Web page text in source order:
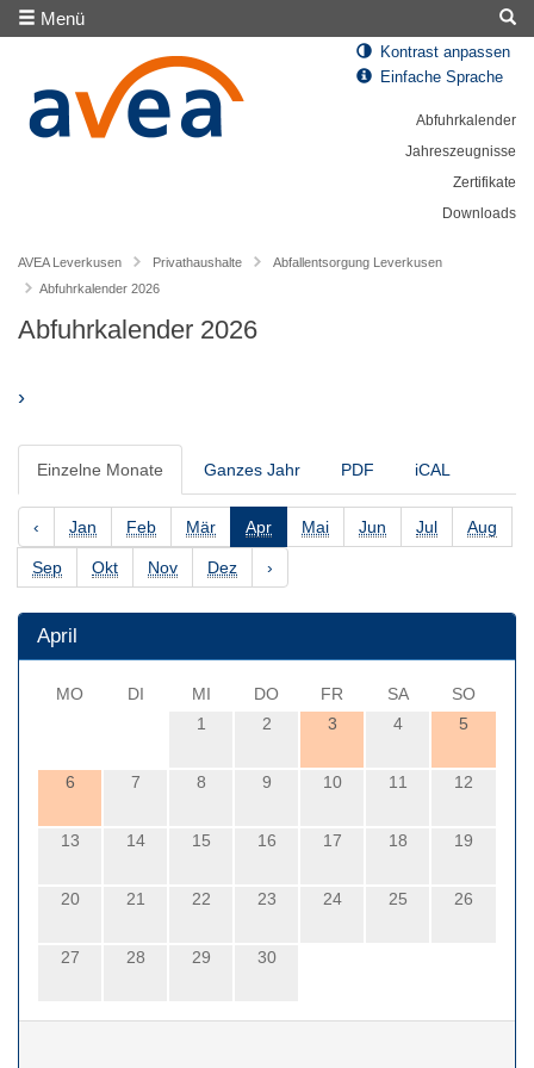
Menü
Kontrast anpassen
Einfache Sprache
Abfuhrkalender
Jahreszeugnisse
Zertifikate
Downloads
AVEA Leverkusen Privathaushalte
Abfallentsorgung Leverkusen
Abfuhrkalender 2026
Abfuhrkalender 2026
›
Einzelne Monate Ganzes Jahr PDF iCAL
‹ Jan Feb Mär Apr Mai Jun Jul Aug
Sep Okt Nov Dez ›
April
MO DI MI DO FR SA
SO
1
2 3 4 5
6 7 8 9 10 11 12
13 14 15 16 17 18 19
20 21 22 23 24 25 26
27 28 29 30